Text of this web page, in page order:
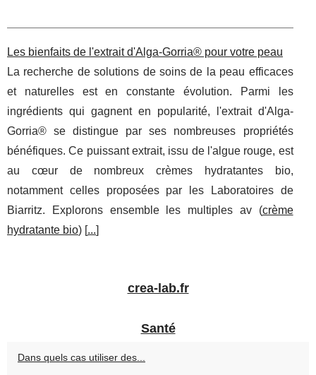
Les bienfaits de l'extrait d'Alga-Gorria® pour votre peau
La recherche de solutions de soins de la peau efficaces
et naturelles est en constante évolution. Parmi les
ingrédients qui gagnent en popularité, l'extrait d'Alga-
Gorria® se distingue par ses nombreuses propriétés
bénéfiques. Ce puissant extrait, issu de l'algue rouge, est
au cœur de nombreux crèmes hydratantes bio,
notamment celles proposées par les Laboratoires de
Biarritz. Explorons ensemble les multiples av (crème
hydratante bio) [...]
crea-lab.fr
Santé
Dans quels cas utiliser des...